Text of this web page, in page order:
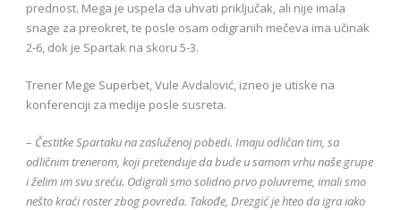
prednost. Mega je uspela da uhvati priključak, ali nije imala
snage za preokret, te posle osam odigranih mečeva ima učinak
2-6, dok je Spartak na skoru 5-3.
Trener Mege Superbet, Vule Avdalović, izneo je utiske na
konferenciji za medije posle susreta.
– Čestitke Spartaku na zasluženoj pobedi. Imaju odličan tim, sa
odličnim trenerom, koji pretenduje da bude u samom vrhu naše grupe
i želim im svu sreću. Odigrali smo solidno prvo poluvreme, imali smo
nešto kraći roster zbog povreda. Takođe, Drezgić je hteo da igra iako